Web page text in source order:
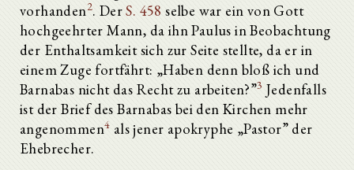
vorhanden2. DerS. 458 selbe war ein von Gott
hochgeehrter Mann, da ihn Paulus in Beobachtung
der Enthaltsamkeit sich zur Seite stellte, da er in
einem Zuge fortfährt: „Haben denn bloß ich und
Barnabas nicht das Recht zu arbeiten?”3 Jedenfalls
ist der Brief des Barnabas bei den Kirchen mehr
angenommen4 als jener apokryphe „Pastor” der
Ehebrecher.